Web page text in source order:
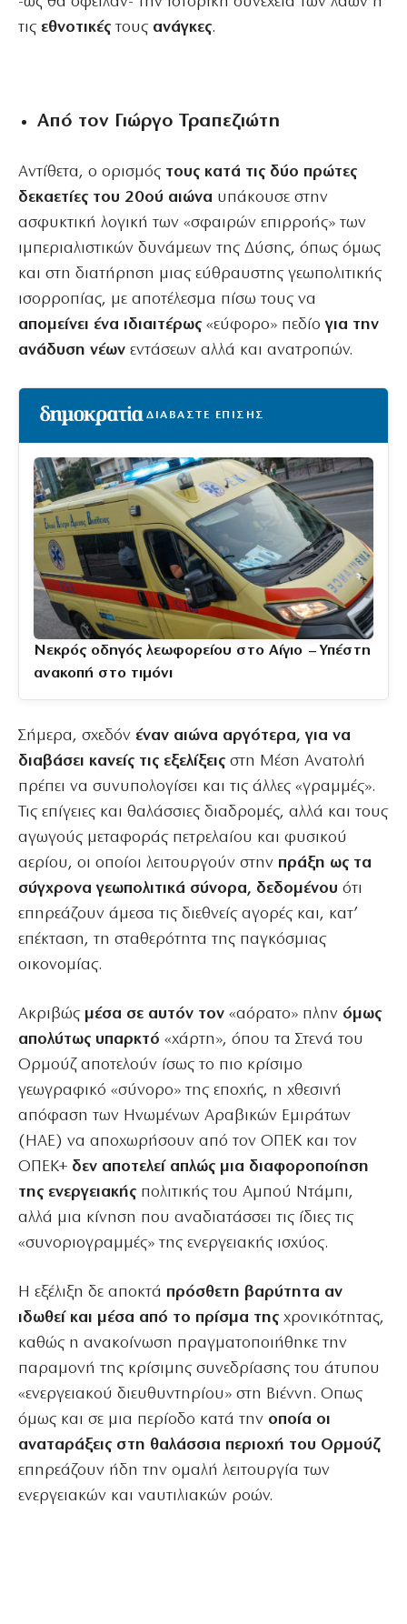
τις εθνοτικές τους ανάγκες.
Από τον Γιώργο Τραπεζιώτη
Αντίθετα, ο ορισμός τους κατά τις δύο πρώτες
δεκαετίες του 20ού αιώνα υπάκουσε στην
ασφυκτική λογική των «σφαιρών επιρροής» των
ιμπεριαλιστικών δυνάμεων της Δύσης, όπως όμως
και στη διατήρηση μιας εύθραυστης γεωπολιτικής
ισορροπίας, με αποτέλεσμα πίσω τους να
απομείνει ένα ιδιαιτέρως «εύφορο» πεδίογια την
ανάδυση νέων εντάσεων αλλά και ανατροπών.
ΔΙΑΒΑΣΤΕ ΕΠΙΣΗΣ
Νεκρός οδηγός λεωφορείου στο Αίγιο – Υπέστη
ανακοπή στο τιμόνι
Σήμερα, σχεδόν έναν αιώνα αργότερα, για να
διαβάσει κανείς τις εξελίξεις στη Μέση Ανατολή
πρέπει να συνυπολογίσει και τις άλλες «γραμμές».
Τις επίγειες και θαλάσσιες διαδρομές, αλλά και τους
αγωγούς μεταφοράς πετρελαίου και φυσικού
αερίου, οι οποίοι λειτουργούν στην πράξη ως τα
σύγχρονα γεωπολιτικά σύνορα, δεδομένου ότι
επηρεάζουν άμεσα τις διεθνείς αγορές και, κατ’
επέκταση, τη σταθερότητα της παγκόσμιας
οικονομίας.
Ακριβώς μέσα σε αυτόν τον «αόρατο» πλην όμως
απολύτως υπαρκτό «χάρτη», όπου τα Στενά του
Ορμούζ αποτελούν ίσως το πιο κρίσιμο
γεωγραφικό «σύνορο» της εποχής, η χθεσινή
απόφαση των Ηνωμένων Αραβικών Εμιράτων
(ΗΑΕ) να αποχωρήσουν από τον ΟΠΕΚ και τον
ΟΠΕΚ+ δεν αποτελεί απλώς μια διαφοροποίηση
της ενεργειακής πολιτικής του Αμπού Ντάμπι,
αλλά μια κίνηση που αναδιατάσσει τις ίδιες τις
«συνοριογραμμές» της ενεργειακής ισχύος.
Η εξέλιξη δε αποκτά πρόσθετη βαρύτητα αν
ιδωθεί και μέσα από το πρίσμα της χρονικότητας,
καθώς η ανακοίνωση πραγματοποιήθηκε την
παραμονή της κρίσιμης συνεδρίασης του άτυπου
«ενεργειακού διευθυντηρίου» στη Βιέννη. Οπως
όμως και σε μια περίοδο κατά την οποία οι
αναταράξεις στη θαλάσσια περιοχή του Ορμούζ
επηρεάζουν ήδη την ομαλή λειτουργία των
ενεργειακών και ναυτιλιακών ροών.